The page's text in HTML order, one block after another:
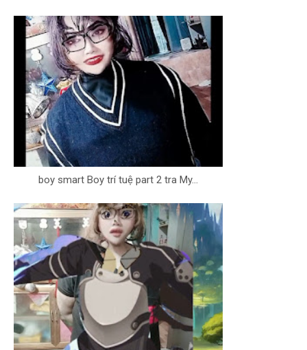
boy smart Boy trí tuệ part 2 tra My...